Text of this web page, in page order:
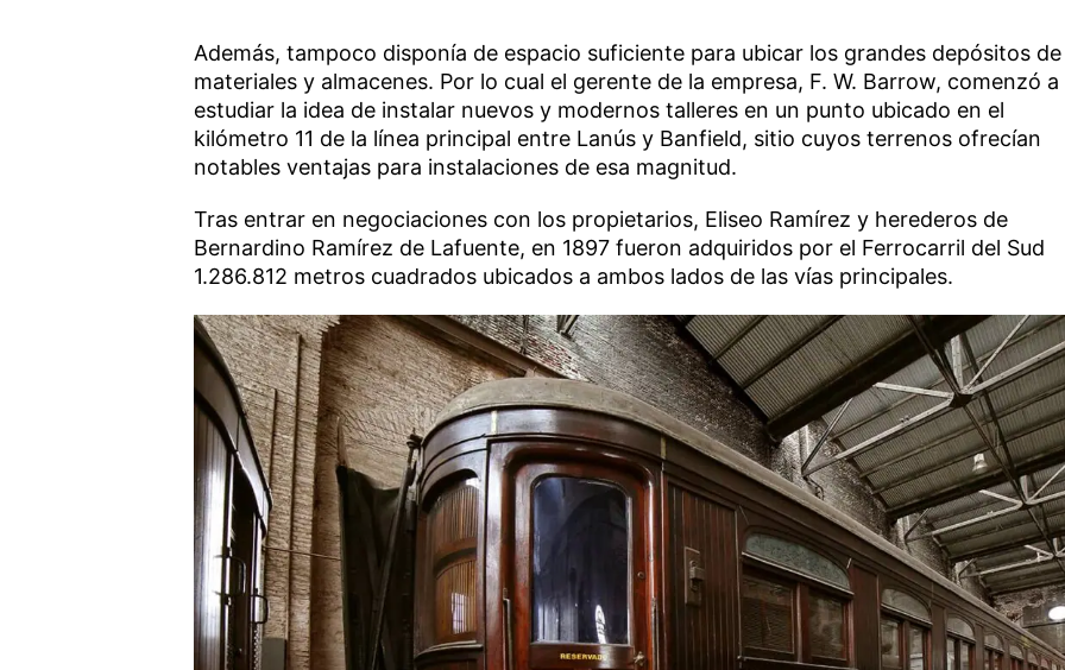
Además, tampoco disponía de espacio suficiente para ubicar los grandes depósitos de
materiales y almacenes. Por lo cual el gerente de la empresa, F. W. Barrow, comenzó a
estudiar la idea de instalar nuevos y modernos talleres en un punto ubicado en el
kilómetro 11 de la línea principal entre Lanús y Banfield, sitio cuyos terrenos ofrecían
notables ventajas para instalaciones de esa magnitud.
Tras entrar en negociaciones con los propietarios, Eliseo Ramírez y herederos de
Bernardino Ramírez de Lafuente, en 1897 fueron adquiridos por el Ferrocarril del Sud
1.286.812 metros cuadrados ubicados a ambos lados de las vías principales.